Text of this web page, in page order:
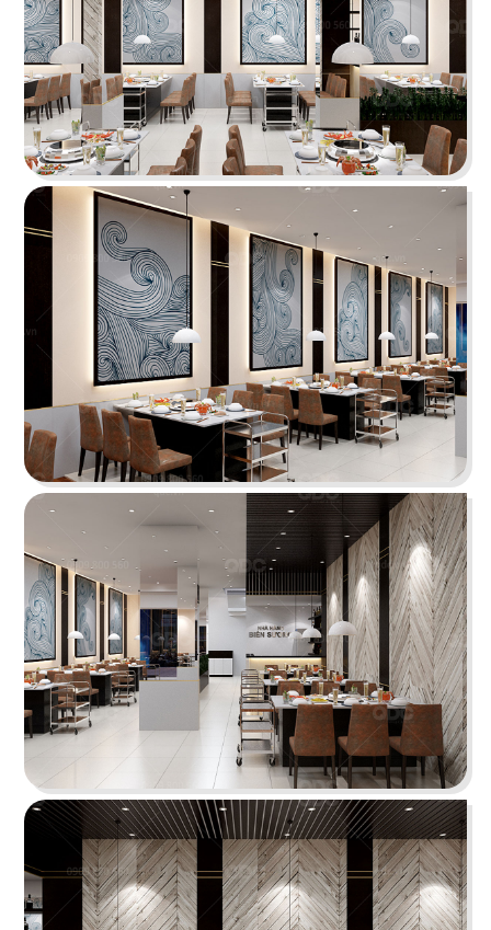
Chi tiết
KOI THÉ
QDC rất hân hạnh khi được đồng hành cùng chủ
đầu tư cho dự án tổng thầu thi công chi nhánh
KOI Thé đầu tiên tại Biên Hòa, Đồng Nai.
Chi tiết
CHEESE COFFEE
Thiết kế mang phong cách của một mùa hè xinh
đẹp và rực rỡ với các chi tiết tone màu vàng
sáng tươi tắn cùng các hình ảnh sống động